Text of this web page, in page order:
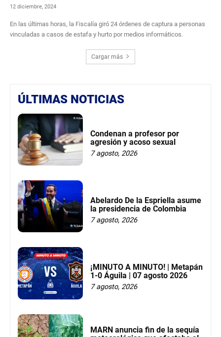
12 diciembre, 2024
En las últimas horas, la Fiscalía giró 24 órdenes de captura a personas
vinculadas a casos de estafa y hurto por medios informáticos.
Cargar más
ÚLTIMAS NOTICIAS
Condenan a profesor por
agresión y acoso sexual
7 agosto, 2026
Abelardo De la Espriella asume
la presidencia de Colombia
7 agosto, 2026
¡MINUTO A MINUTO! | Metapán
1-0 Águila | 07 agosto 2026
7 agosto, 2026
MARN anuncia fin de la sequía